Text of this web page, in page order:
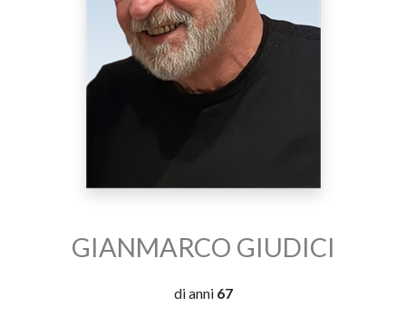
GIANMARCO GIUDICI
di anni 67